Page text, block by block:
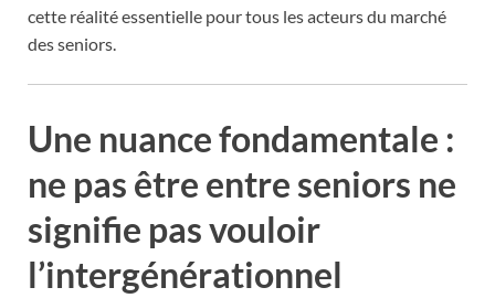
cette réalité essentielle pour tous les acteurs du marché
des seniors.
Une nuance fondamentale :
ne pas être entre seniors ne
signifie pas vouloir
l’intergénérationnel